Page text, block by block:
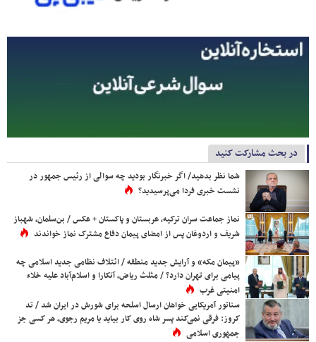
در بحث مشارکت کنید
شما نظر بدهید/ اگر خبرنگار بودید چه سوالی از رئیس جمهور در
نشست خبری فردا می‌پرسیدید؟
نماز جماعت سران ترکیه، عربستان و پاکستان + عکس / بن‌سلمان، شهباز
شریف و اردوغان پس از امضای پیمان دفاع مشترک نماز خواندند
«پیمان مکه» و آرایش جدید منطقه / ائتلاف نظامی جدید اسلامی چه
پیامی برای تهران دارد؟ / مثلث ریاض، آنکارا و اسلام‌آباد علیه خلاء
امنیتی غرب
سناتور آمریکایی خواهان ارسال اسلحه برای شورش در ایران شد / تد
کروز: فرقی نمی‌کند پسر شاه روی کار بیاید یا مریم رجوی، هر کسی جز
جمهوری اسلامی